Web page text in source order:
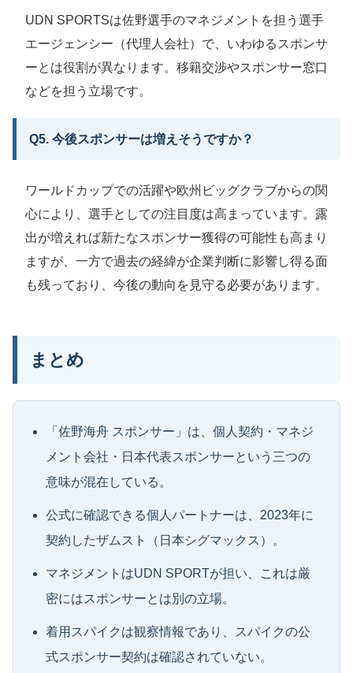
UDN SPORTSは佐野選手のマネジメントを担う選手
エージェンシー（代理人会社）で、いわゆるスポンサ
ーとは役割が異なります。移籍交渉やスポンサー窓口
などを担う立場です。
Q5. 今後スポンサーは増えそうですか？
ワールドカップでの活躍や欧州ビッグクラブからの関
心により、選手としての注目度は高まっています。露
出が増えれば新たなスポンサー獲得の可能性も高まり
ますが、一方で過去の経緯が企業判断に影響し得る面
も残っており、今後の動向を見守る必要があります。
まとめ
「佐野海舟 スポンサー」は、個人契約・マネジ
メント会社・日本代表スポンサーという三つの
意味が混在している。
公式に確認できる個人パートナーは、2023年に
契約したザムスト（日本シグマックス）。
マネジメントはUDN SPORTが担い、これは厳
密にはスポンサーとは別の立場。
着用スパイクは観察情報であり、スパイクの公
式スポンサー契約は確認されていない。